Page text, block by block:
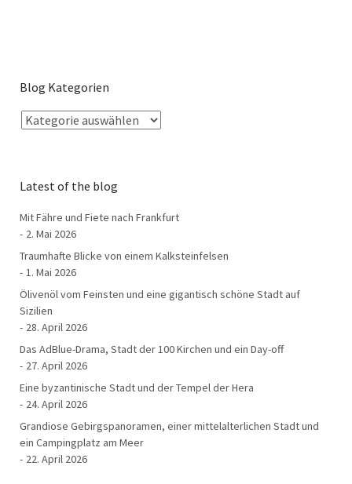
Blog Kategorien
Latest of the blog
Mit Fähre und Fiete nach Frankfurt
2. Mai 2026
Traumhafte Blicke von einem Kalksteinfelsen
1. Mai 2026
Ölivenöl vom Feinsten und eine gigantisch schöne Stadt auf
Sizilien
28. April 2026
Das AdBlue-Drama, Stadt der 100 Kirchen und ein Day-off
27. April 2026
Eine byzantinische Stadt und der Tempel der Hera
24. April 2026
Grandiose Gebirgspanoramen, einer mittelalterlichen Stadt und
ein Campingplatz am Meer
22. April 2026